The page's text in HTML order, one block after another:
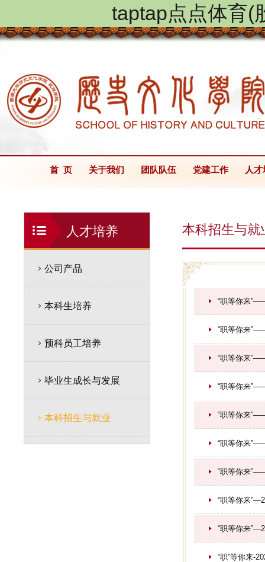
taptap点点体育(
首 页 关于我们 团队队伍 党建工作 人
人才培养
公司产品
本科生培养
预科员工培养
毕业生成长与发展
本科招生与就业
本科招生与就
“职等你来
“职等你来
“职等你来
“职等你来
“职等你来
“职等你来
“职等你来
“职等你来
“职等你来
“职”等你来-